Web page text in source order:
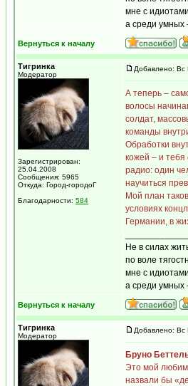
мне с
а среди умных
Вернуться к началу
Тигринка
Модератор
Зарегистрирован:
25.04.2008
Сообщения: 5965
Откуда: Город-городоГ
Благодарности: 584
Добавлено: Вс
А теперь –
волосы
солдат,
команды
Обработки
кожей – и
радио: один
научиться
Мой план
условиях
Германии, в
Не в силах
по воле
мне с
а среди умных
Вернуться к началу
Тигринка
Модератор
Добавлено: Вс
Бруно
Это мой
назвали бы